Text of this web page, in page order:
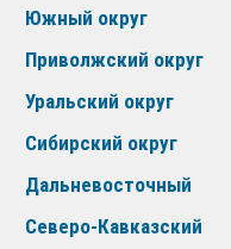
Южный округ
Приволжский округ
Уральский округ
Сибирский округ
Дальневосточный
Северо-Кавказский